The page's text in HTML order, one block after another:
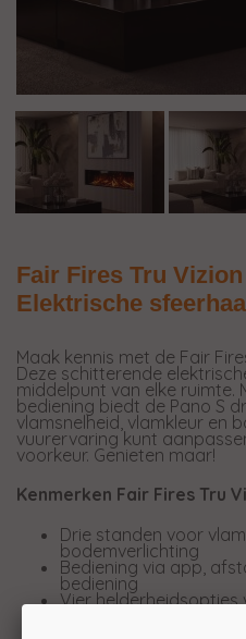
Fair Fires Tru
Elektrische
Maak kennis met de Fair
Deze schitterende
middelpunt van elke
bediening biedt de Pano S
vlamsnelheid, vlamkleur en
vuurervaring kunt
voorkeur. Genieten maar!
Kenmerken Fair Fires Tru
Drie standen voor
bodemverlichting
Bediening via app,
bediening
Vier